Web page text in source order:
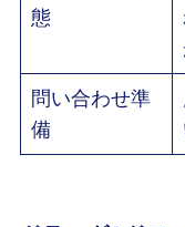
態
問い合わせ準
備